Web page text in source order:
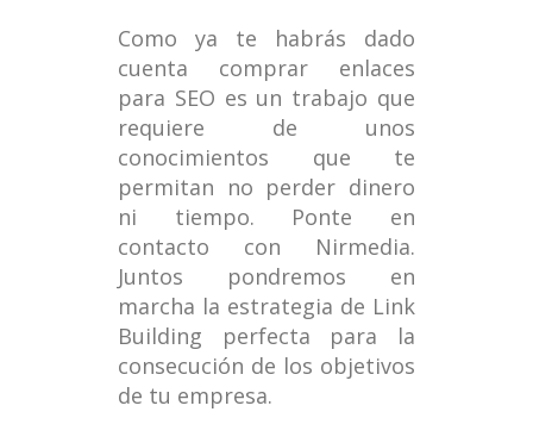
Como ya te habrás dado
cuenta comprar enlaces
para SEO es un trabajo que
requiere de unos
conocimientos que te
permitan no perder dinero
ni tiempo. Ponte en
contacto con Nirmedia.
Juntos pondremos en
marcha la estrategia de Link
Building perfecta para la
consecución de los objetivos
de tu empresa.